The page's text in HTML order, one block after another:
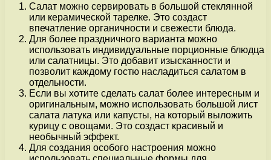
Салат можно сервировать в большой стеклянной
или керамической тарелке. Это создаст
впечатление органичности и свежести блюда.
Для более праздничного варианта можно
использовать индивидуальные порционные блюдца
или салатницы. Это добавит изысканности и
позволит каждому гостю насладиться салатом в
отдельности.
Если вы хотите сделать салат более интересным и
оригинальным, можно использовать большой лист
салата латука или капусты, на который выложить
курицу с овощами. Это создаст красивый и
необычный эффект.
Для создания особого настроения можно